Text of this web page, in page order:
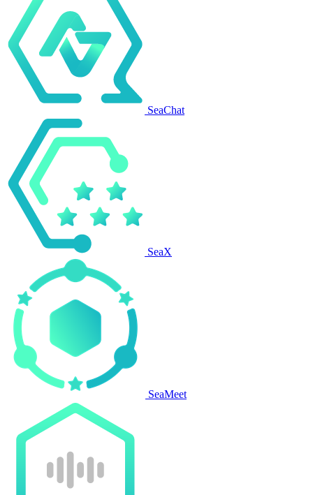
SeaChat
SeaX
SeaMeet